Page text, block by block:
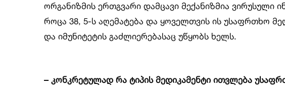
ორგანიზმის ერთგვარი დამცავი მექანიზმია ვირუსული
როცა 38, 5-ს აღემატება და ყოველთვის ის უსაფრთხო
და იმუნიტეტის გაძლიერებასაც უწყობს ხელს.
– კონკრეტულად რა ტიპის მედიკამენტი ითვლება